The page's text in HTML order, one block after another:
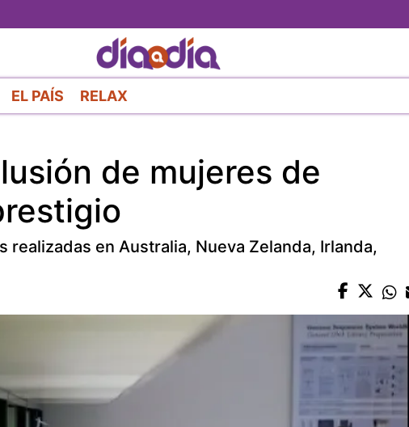
al
contenido
principal
EL PAÍS RELAX
de mujeres de
en Australia, Nueva Zelanda, Irlanda,